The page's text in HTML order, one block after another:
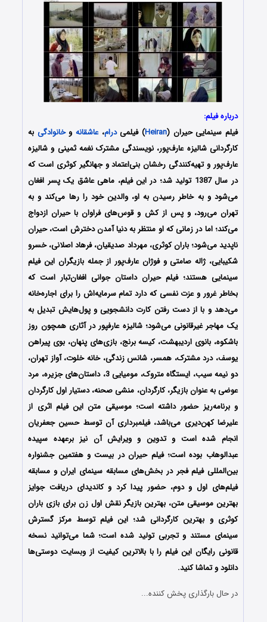
درباره فیلم:
فیلم سینمایی حیران (Heiran) فیلمیدرام،عاشقانهوخانوادگی به
کارگردانی شالیزه عارف‌پور، نویسندگی مشترک نغمه ثمینی و شالیزه
عارف‌پور و تهیه‌کنندگی رخشان بنی‌اعتماد و جهانگیر کوثری است که
در سال 1387 تولید شد؛ در این فیلم، ماهی عاشق یک پسر افغان
می‌شود و به خاطر رسیدن به او، والدین خود را رها می‌کند و به
تهران می‌رود، و پس از کش و قوس‌های فراوان با حیران ازدواج
می‌کند؛ اما در زمانی که او منتظر به دنیا آمدن دخترش است، حیران
ناپدید می‌شود؛ باران کوثری، مهرداد صدیقیان، فرهاد اصلانی، خسرو
شکیبایی، ژاله صامتی و فوژان عارف‌پور از جمله بازیگران این فیلم
سینمایی هستند؛ فیلم حیران داستان جوانی افغان‌تبار است که
بخاطر غرور و عزت نفسی که دارد تمام سرمایه‌اش را برای اجاره‌خانه
می‌دهد و با از دست رفتن کارت دانشجویی و پول‌هایش تبدیل به
یک مهاجر غیرقانونی می‌شود؛ شالیزه عارفپور در آثاری همچون روز
باشکوه، بانوی اردیبهشت، کیسه برنج، بازی‌های پنهان، بوی پیراهن
یوسف، درد مشترک، همسر، شانس زندگی، خانه خلوت، آواز تهران،
دو نیمه سیب، ایستگاه متروک، مومیایی 3، داستان‌های جزیره، مرد
عوضی به عنوان بازیگر، کارگردان، منشی صحنه، دستیار اول کارگردان
و برنامه‌ریز حضور داشته است؛موسیقی متن این فیلم اثری از
علیرضا کهن‌دیری می‌باشد، فیلمبرداری آن توسط حسین جعفریان
انجام شده است و تدوین‌ و ویرایش آن نیز برعهده سپیده
عبدالوهاب بوده است؛فیلم حیران در بیست و هفتمین جشنواره
بین‌المللی فیلم فجر در بخش‌های مسابقه سینمای ایران و مسابقه
فیلم‌های اول و دوم، حضور پیدا کرد و کاندیدای دریافت جوایز
بهترین موسیقی متن، بهترین بازیگر نقش اول زن برای بازی باران
کوثری و بهترین کارگردانی شد؛این فیلم توسط مرکز گسترش
سینمای مستند و تجربی تولید شده است؛شما می‌توانید نسخه
قانونی رایگان این فیلم را با بالاترین کیفیت از وبسایت دوستی‌ها
دانلود و تماشا کنید.
در حال بارگذاری پخش کننده...